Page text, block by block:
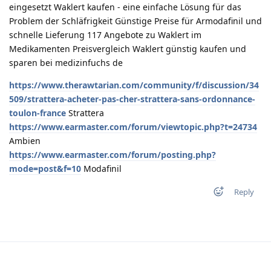
eingesetzt Waklert kaufen - eine einfache Lösung für das
Problem der Schläfrigkeit Günstige Preise für Armodafinil und
schnelle Lieferung 117 Angebote zu Waklert im
Medikamenten Preisvergleich Waklert günstig kaufen und
sparen bei medizinfuchs de
https://www.therawtarian.com/community/f/discussion/34
509/strattera-acheter-pas-cher-strattera-sans-ordonnance-
toulon-france Strattera
https://www.earmaster.com/forum/viewtopic.php?t=24734
Ambien
https://www.earmaster.com/forum/posting.php?
mode=post&f=10 Modafinil
Reply